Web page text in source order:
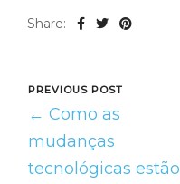
Share:
PREVIOUS POST
← Como as
mudanças
tecnológicas estão